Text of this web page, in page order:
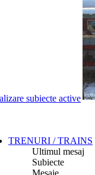
subiecte active
TRENURI / TRAINS
Ultimul mesaj
Subiecte
Mesaje